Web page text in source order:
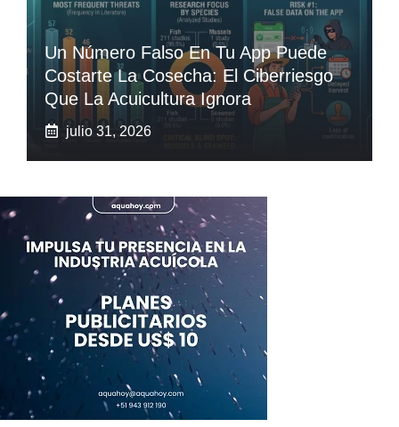
Un Número Falso En Tu App Puede
Costarte La Cosecha: El Ciberriesgo
Que La Acuicultura Ignora
julio 31, 2026